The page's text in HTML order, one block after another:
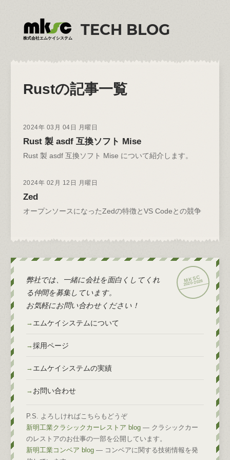
株式会社エムケイシステム TECH BLOG
Rustの記事一覧
2024年 03月 04日 月曜日
Rust 製 asdf 互換ソフト Mise
Rust 製 asdf 互換ソフト Mise について紹介します。
2024年 02月 12日 月曜日
Zed
オープンソースになったZedの特徴とVS Codeとの競争
2020-2026
弊社では、一緒に会社を面白くしてくれ
る仲間を募集しています。
お気軽にお問い合わせください！
エムケイシステムについて
採用ページ
エムケイシステムの実績
お問い合わせ
P.S. よろしければこちらもどうぞ
新明工業クラシックカーレストア blog — クラシックカー
のレストアのお仕事の一部を公開しています。
新明工業コンベア blog — コンベアに関する技術情報を発